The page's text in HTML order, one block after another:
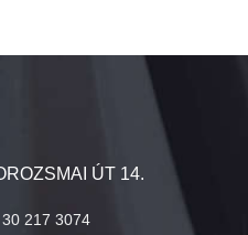
ÚT 14.
217 3074